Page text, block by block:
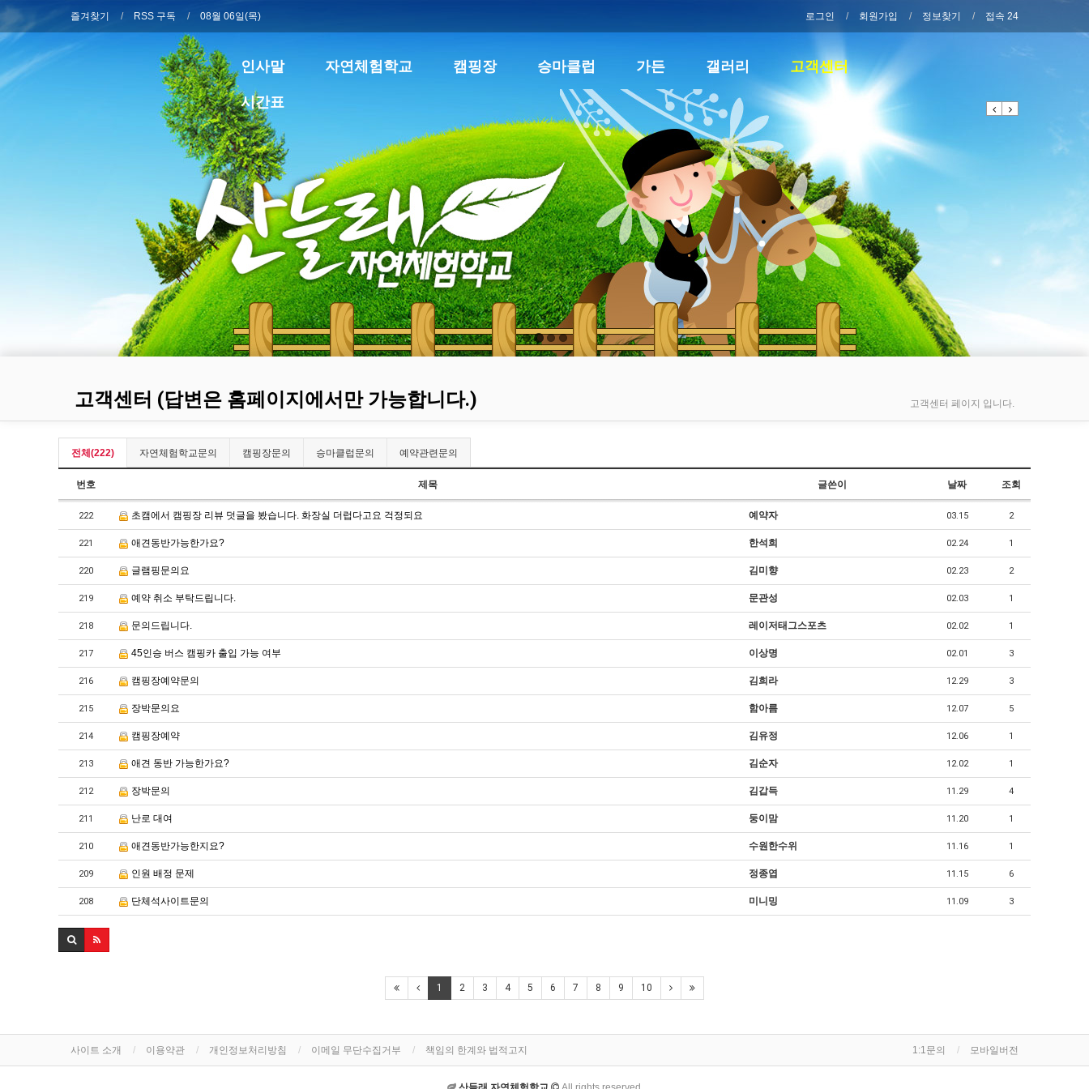
즐겨찾기 RSS 구독 08월 06일(목) 로그인 회원가입 정보찾기 접속 24
인사말 자연체험학교 캠핑장 승마클럽 가든 갤러리 고객센터
시간표 Previous
Next
고객센터 (답변은 홈페이지에서만 가능합니다.) 고객센터 페이지 입니다.
전체(222) 자연체험학교문의 캠핑장문의 승마클럽문의 예약관련문의
번호 제목 글쓴이 날짜 조회
222 초캠에서 캠핑장 리뷰 덧글을 봤습니다. 화장실 더럽다고요 걱정되요 예약자 03.15 2
221 애견동반가능한가요? 한석희 02.24 1
220 글램핑문의요 김미향 02.23 2
219 예약 취소 부탁드립니다. 문관성 02.03 1
218 문의드립니다. 레이저태그스포츠 02.02 1
217 45인승 버스 캠핑카 출입 가능 여부 이상명 02.01 3
216 캠핑장예약문의 김희라 12.29 3
215 장박문의요 함아름 12.07 5
214 캠핑장예약 김유정 12.06 1
213 애견 동반 가능한가요? 김순자 12.02 1
212 장박문의 김갑득 11.29 4
211 난로 대여 둥이맘 11.20 1
210 애견동반가능한지요? 수원한수위 11.16 1
209 인원 배정 문제 정종엽 11.15 6
208 단체석사이트문의 미니밍 11.09 3
1 2 3 4 5 6 7 8 9 10
사이트 소개 이용약관 개인정보처리방침 이메일 무단수집거부 책임의 한계와 법적고지 1:1문의 모바일버전